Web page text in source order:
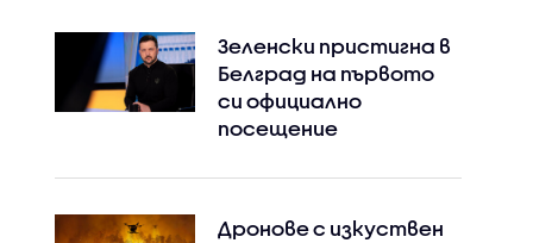
Зеленски пристигна в
Белград на първото
си официално
посещение
Дронове с изкуствен